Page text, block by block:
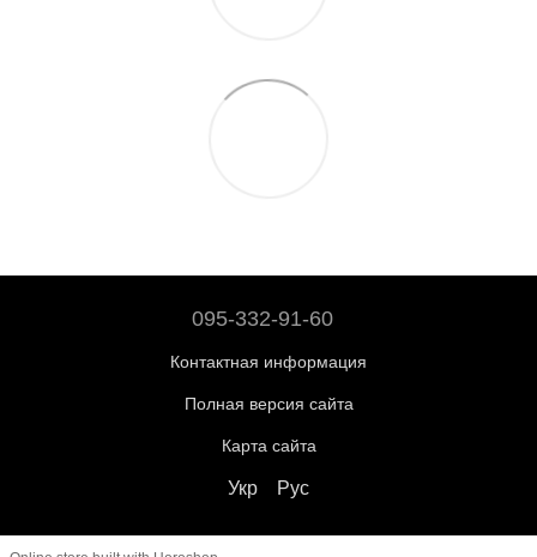
095-332-91-60
Контактная информация
Полная версия сайта
Карта сайта
Укр Рус